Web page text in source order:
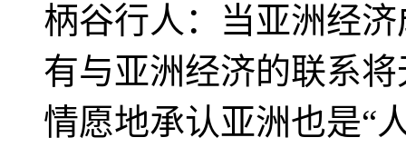
柄谷行人：当亚洲经
有与亚洲经济的联系
情愿地承认亚洲也是“